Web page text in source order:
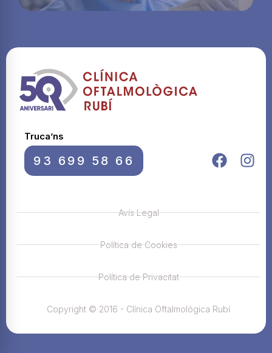
Truca’ns
93 699 58 66
Avís Legal
Política de Cookies
Política de Privacitat
Copyright © 2016 - Clínica Oftalmológica Rubí